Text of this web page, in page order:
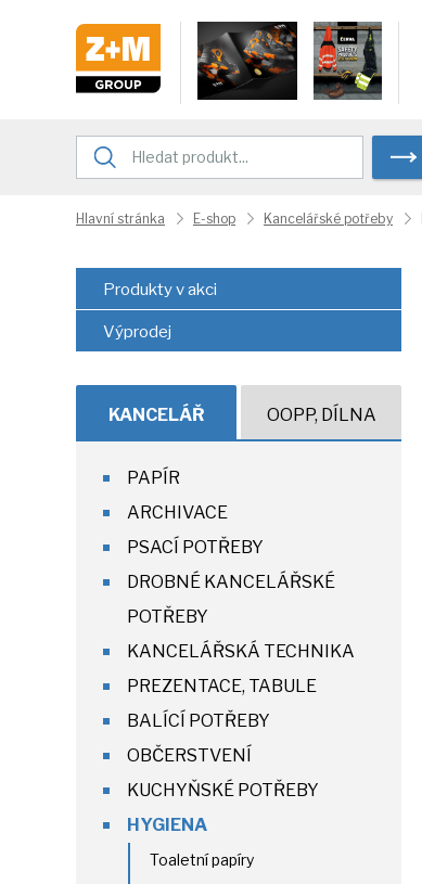
Hlavní stránka E-shop Kancelářské potřeby
Produkty v akci
Výprodej
KANCELÁŘ OOPP, DÍLNA
PAPÍR
ARCHIVACE
PSACÍ POTŘEBY
DROBNÉ KANCELÁŘSKÉ
POTŘEBY
KANCELÁŘSKÁ TECHNIKA
PREZENTACE, TABULE
BALÍCÍ POTŘEBY
OBČERSTVENÍ
KUCHYŇSKÉ POTŘEBY
HYGIENA
Toaletní papíry